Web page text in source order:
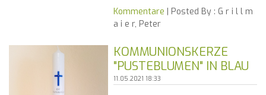
Kommentare | Posted By : G r i l l m
a i e r, Peter
KOMMUNIONSKERZE
"PUSTEBLUMEN" IN BLAU
11.05.2021 18:33